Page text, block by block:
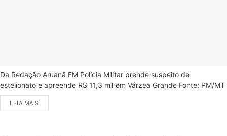
Da Redação Aruanã FM Polícia Militar prende suspeito de
estelionato e apreende R$ 11,3 mil em Várzea Grande Fonte: PM/MT
LEIA MAIS